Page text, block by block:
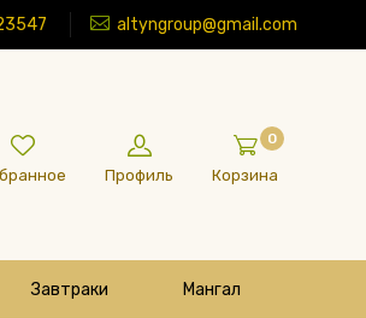
altyngroup@gmail.com
Профиль
0
Корзина
Завтраки Мангал